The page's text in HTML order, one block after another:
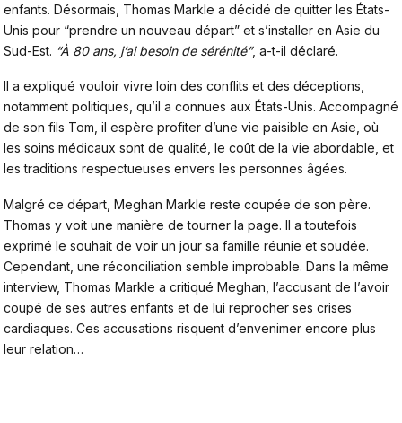
enfants. Désormais, Thomas Markle a décidé de quitter les États-
Unis pour “prendre un nouveau départ” et s’installer en Asie du
Sud-Est. “À 80 ans, j’ai besoin de sérénité”, a-t-il déclaré.
Il a expliqué vouloir vivre loin des conflits et des déceptions,
notamment politiques, qu’il a connues aux États-Unis. Accompagné
de son fils Tom, il espère profiter d’une vie paisible en Asie, où
les soins médicaux sont de qualité, le coût de la vie abordable, et
les traditions respectueuses envers les personnes âgées.
Malgré ce départ, Meghan Markle reste coupée de son père.
Thomas y voit une manière de tourner la page. Il a toutefois
exprimé le souhait de voir un jour sa famille réunie et soudée.
Cependant, une réconciliation semble improbable. Dans la même
interview, Thomas Markle a critiqué Meghan, l’accusant de l’avoir
coupé de ses autres enfants et de lui reprocher ses crises
cardiaques. Ces accusations risquent d’envenimer encore plus
leur relation…